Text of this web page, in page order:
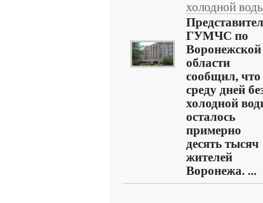
холодной
ГУМЧС по
Воронежской
области
сообщил, что
среду дней
холодной
осталось
примерно
десять тысяч
жителей
Воронежа. ...